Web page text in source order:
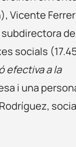
Vicente Ferrer
subdirectora
socials
efectiva a la
i una